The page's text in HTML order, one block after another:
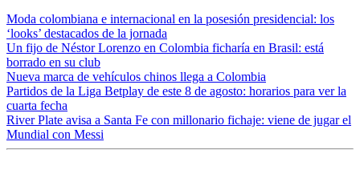
Moda colombiana e internacional en la posesión presidencial: los
‘looks’ destacados de la jornada
Un fijo de Néstor Lorenzo en Colombia ficharía en Brasil: está
borrado en su club
Nueva marca de vehículos chinos llega a Colombia
Partidos de la Liga Betplay de este 8 de agosto: horarios para ver la
cuarta fecha
River Plate avisa a Santa Fe con millonario fichaje: viene de jugar el
Mundial con Messi